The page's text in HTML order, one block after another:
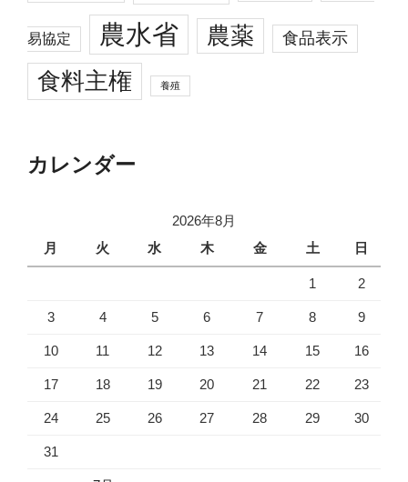
易協定 農水省 農薬 食品表示
食料主権 養殖
カレンダー
2026年8月
月
火 水 木 金 土 日
1 2
3 4 5 6 7 8 9
10 11 12 13 14 15 16
17 18 19 20 21 22 23
24 25 26 27 28 29 30
31